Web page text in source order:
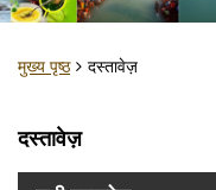
मुख्य पृष्ठ दस्तावेज़
दस्तावेज़